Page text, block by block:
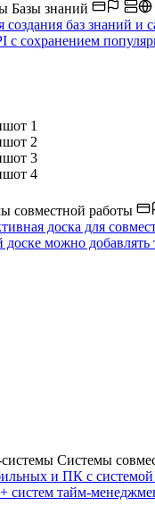
Базы знаний
баз знаний
сохранением
совместной работы
доска для
можно
Системы
и ПК с
систем тайм-